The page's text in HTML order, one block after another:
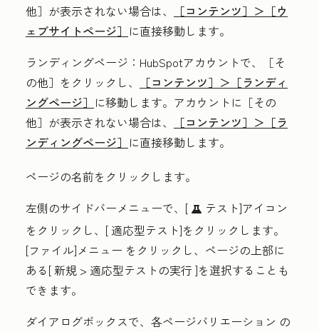
他］が表示されない場合は、
［コンテンツ］＞ ［ウ
ェブサイトページ］ に直接移動します。
ランディングページ ：HubSpotアカウントで、
［そ
の他］をクリックし、
［コンテンツ］＞ ［ランディ
ングページ］ に移動します。アカウントに ［その
他］が表示されない場合は、
［コンテンツ］＞ ［ラ
ンディングページ］ に直接移動します。
ページの名前をクリックします。
左側のサイドバーメニューで、[ testIcon テスト]アイコン
をクリックし、[ 適応型テスト]をクリックします。
[ファイル]メニュー をクリックし、ページの上部に
ある[新規 > 適応型テストの実行 ]を選択することも
できます。
ダイアログボックスで、各ページバリエーション の